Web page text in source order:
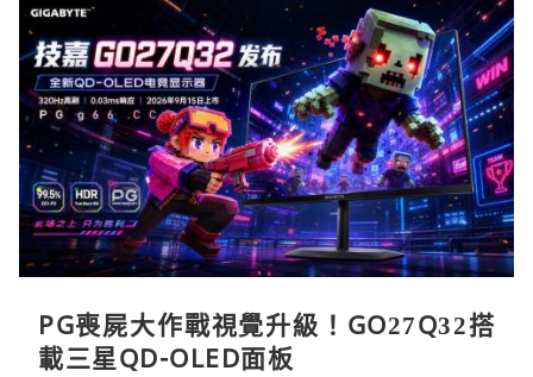
PG喪屍大作戰視覺升級！GO27Q32搭
載三星QD-OLED面板